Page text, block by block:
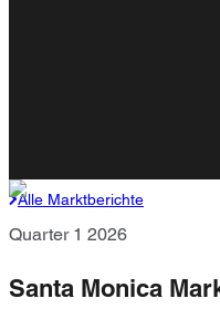
Alle Marktberichte
Quarter 1 2026
Santa Monica